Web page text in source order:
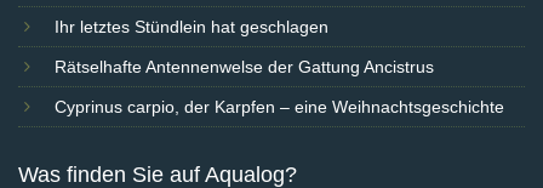
Ihr letztes Stündlein hat geschlagen
Rätselhafte Antennenwelse der Gattung Ancistrus
Cyprinus carpio, der Karpfen – eine Weihnachtsgeschichte
Was finden Sie auf Aqualog?